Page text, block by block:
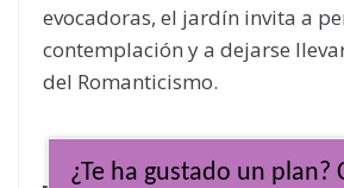
evocadoras, el jardín invita a
contemplación y a dejarse
del Romanticismo.
¿Te ha gustado un plan?